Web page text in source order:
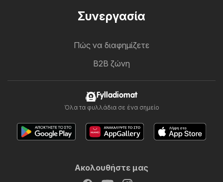
Συνεργασία
Πώς να διαφημίζετε
B2B ζώνη
Fylladiomat
Όλα τα φυλλάδια σε ένα σημείο
Ακολουθήστε μας